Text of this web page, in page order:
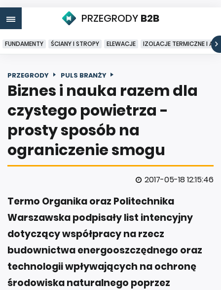
PRZEGRODY B2B
FUNDAMENTY ŚCIANY I STROPY ELEWACJE IZOLACJE TERMICZNE I
PRZEGRODY PULS BRANŻY
Biznes i nauka razem dla
czystego powietrza -
prosty sposób na
ograniczenie smogu
2017-05-18 12:15:46
Termo Organika oraz Politechnika
Warszawska podpisały list intencyjny
dotyczący współpracy na rzecz
budownictwa energooszczędnego oraz
technologii wpływających na ochronę
środowiska naturalnego poprzez